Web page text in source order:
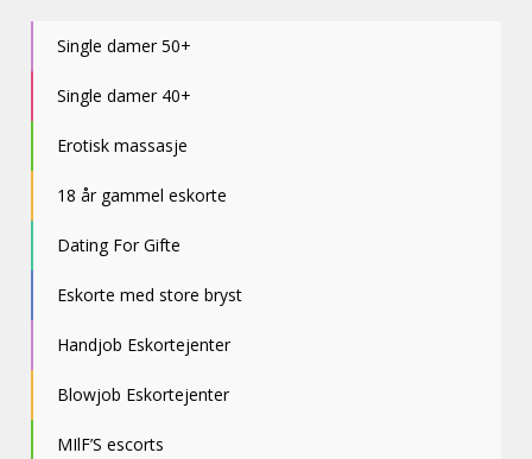
Single damer 50+
Single damer 40+
Erotisk massasje
18 år gammel eskorte
Dating For Gifte
Eskorte med store bryst
Handjob Eskortejenter
Blowjob Eskortejenter
MIlF’S escorts